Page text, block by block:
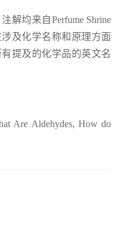
解均来自Perfume Shrine
及化学名称和原理方面
提及的化学品的英文名
Are Aldehydes, How do